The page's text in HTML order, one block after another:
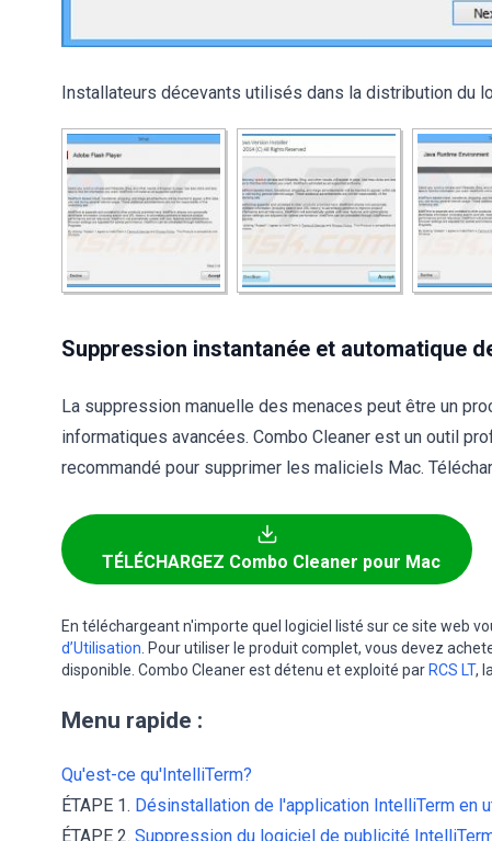
Installateurs décevants utilisés dans la distribution du
Suppression instantanée et automatique
La suppression manuelle des menaces peut être un
informatiques avancées. Combo Cleaner est un outil
recommandé pour supprimer les maliciels Mac.
TÉLÉCHARGEZ Combo Cleaner pour Mac
En téléchargeant n'importe quel logiciel listé sur ce site web
d’Utilisation . Pour utiliser le produit complet, vous devez
disponible. Combo Cleaner est détenu et exploité par RCS LT,
Menu rapide :
Qu'est-ce qu'IntelliTerm?
ÉTAPE 1. Désinstallation de l'application IntelliTerm en
ÉTAPE 2. Suppression du logiciel de publicité